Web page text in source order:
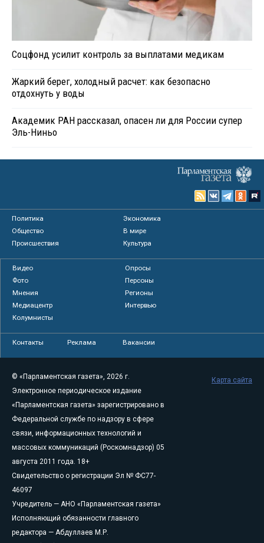
Соцфонд усилит контроль за выплатами медикам
Жаркий берег, холодный расчет: как безопасно
отдохнуть у воды
Академик РАН рассказал, опасен ли для России супер
Эль-Ниньо
Политика
Экономика
Общество
В мире
Происшествия
Культура
Видео
Опросы
Фото
Персоны
Мнения
Регионы
Медиацентр
Интервью
Колумнисты
Контакты Реклама Вакансии
© «Парламентская газета», 2026 г.
Электронное периодическое издание
«Парламентская газета» зарегистрировано в
Федеральной службе по надзору в сфере
связи, информационных технологий и
массовых коммуникаций (Роскомнадзор) 05
августа 2011 года. 18+
Свидетельство о регистрации Эл № ФС77-
46097
Учредитель — АНО «Парламентская газета»
Исполняющий обязанности главного
редактора — Абдуллаев М.Р.
Карта сайта